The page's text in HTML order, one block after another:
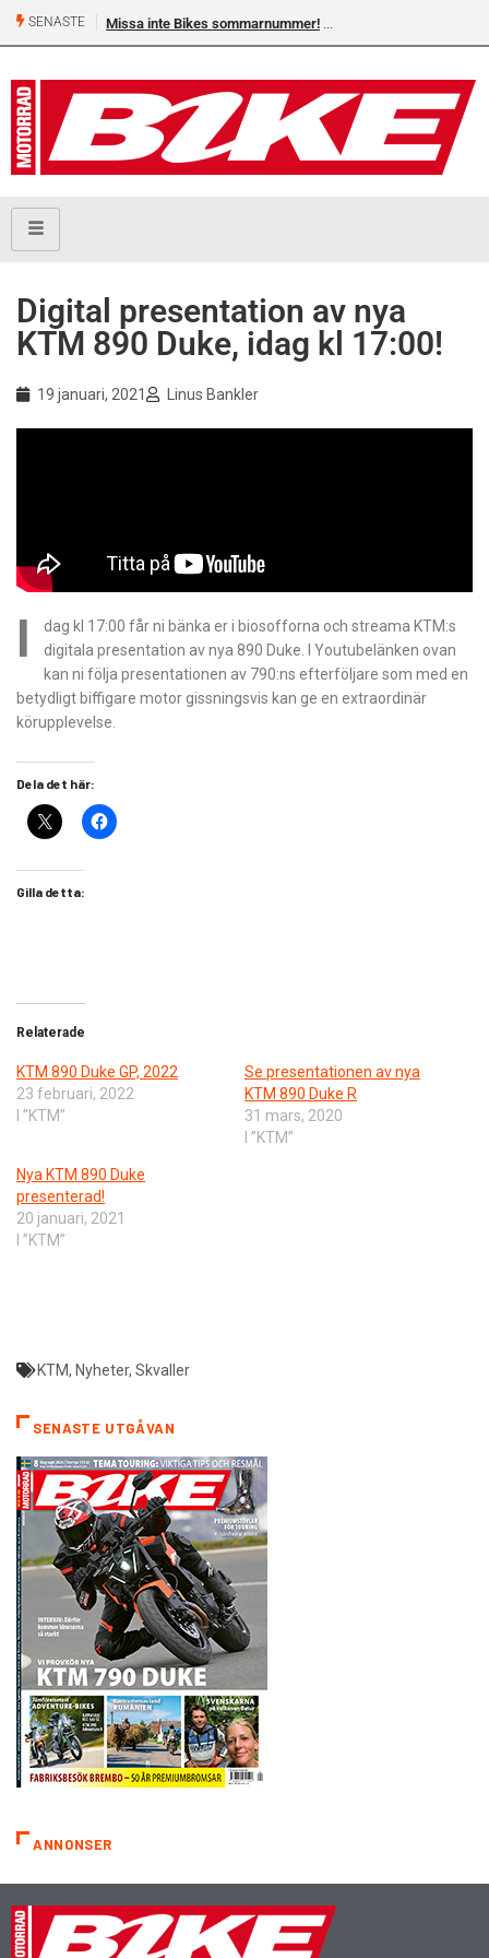
SENASTE Missa inte Bikes sommarnummer!
Digital presentation av nya
KTM 890 Duke, idag kl 17:00!
19 januari, 2021 Linus Bankler
I
dag kl 17:00 får ni bänka er i biosofforna och streama KTM:s
digitala presentation av nya 890 Duke. I Youtubelänken ovan
kan ni följa presentationen av 790:ns efterföljare som med en
betydligt biffigare motor gissningsvis kan ge en extraordinär
körupplevelse.
Dela det här:
Gilla detta:
Relaterade
KTM 890 Duke GP, 2022
23 februari, 2022
I ”KTM”
Se presentationen av nya
KTM 890 Duke R
31 mars, 2020
I ”KTM”
Nya KTM 890 Duke
presenterad!
20 januari, 2021
I ”KTM”
KTM, Nyheter, Skvaller
SENASTE UTGÅVAN
ANNONSER